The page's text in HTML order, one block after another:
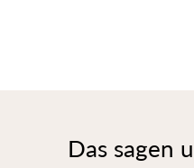
Das sagen